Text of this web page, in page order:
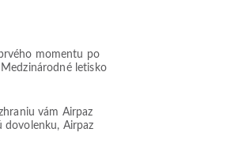
momentu po
letisko
vám Airpaz
dovolenku, Airpaz